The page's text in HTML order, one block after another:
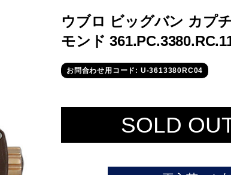
ウブロ ビッグバン カプ
モンド
お問合わせ用コード: U-3613380RC04
SOLD